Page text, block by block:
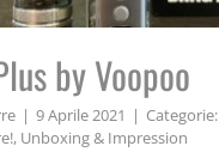
by Voopoo
| 9 Aprile 2021 | Categorie:
, Unboxing & Impression